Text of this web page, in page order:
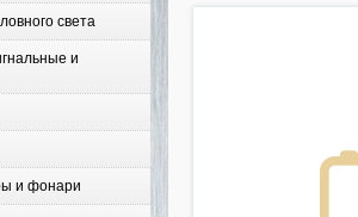
света
и
и фонари